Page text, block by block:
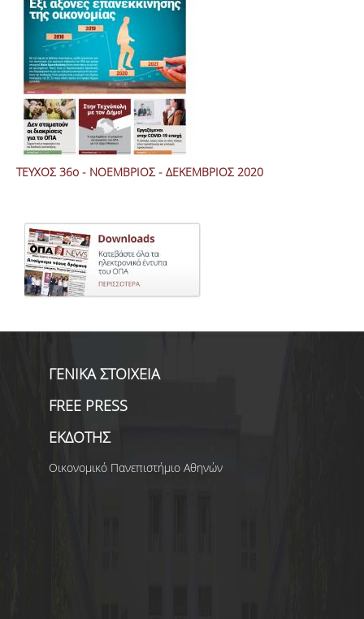
ΤΕΥΧΟΣ 36ο - ΝΟΕΜΒΡΙΟΣ - ΔΕΚΕΜΒΡΙΟΣ 2020
ΓΕΝΙΚΑ ΣΤΟΙΧΕΙΑ
FREE PRESS
ΕΚΔΟΤΗΣ
Οικονομικό Πανεπιστήμιο Αθηνών